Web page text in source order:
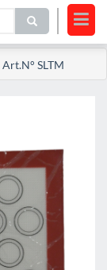
Art.N° SLTM